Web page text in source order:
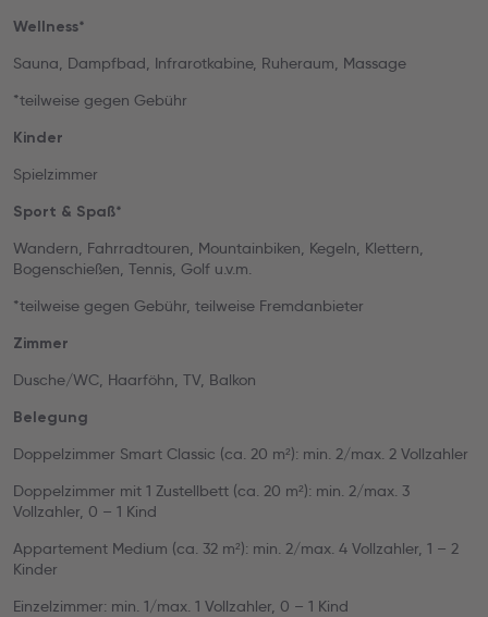
Wellness*
Sauna, Dampfbad, Infrarotkabine, Ruheraum, Massage
*teilweise gegen Gebühr
Kinder
Spielzimmer
Sport & Spaß*
Wandern, Fahrradtouren, Mountainbiken, Kegeln, Klettern,
Bogenschießen, Tennis, Golf u.v.m.
*teilweise gegen Gebühr, teilweise Fremdanbieter
Zimmer
Dusche/WC, Haarföhn, TV, Balkon
Belegung
Doppelzimmer Smart Classic (ca. 20 m²): min. 2/max. 2 Vollzahler
Doppelzimmer mit 1 Zustellbett (ca. 20 m²): min. 2/max. 3
Vollzahler, 0 – 1 Kind
Appartement Medium (ca. 32 m²): min. 2/max. 4 Vollzahler, 1 – 2
Kinder
Einzelzimmer: min. 1/max. 1 Vollzahler, 0 – 1 Kind